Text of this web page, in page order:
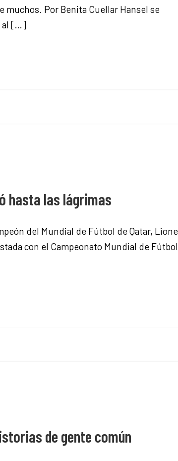
muchos. Por Benita Cuellar Hansel se
al […]
hasta las lágrimas
del Mundial de Fútbol de Qatar,
con el Campeonato Mundial de
de gente común